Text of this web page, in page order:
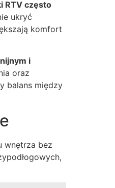
RTV często
ukryć
komfort
i
oraz
balans między
wnętrza bez